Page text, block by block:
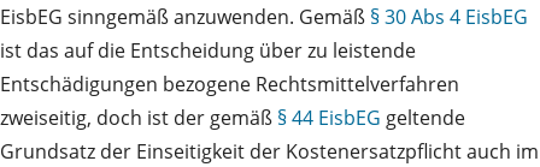
EisbEG sinngemäß anzuwenden. Gemäß § 30 Abs 4 EisbEG
ist das auf die Entscheidung über zu leistende
Entschädigungen bezogene Rechtsmittelverfahren
zweiseitig, doch ist der gemäß § 44 EisbEG geltende
Grundsatz der Einseitigkeit der Kostenersatzpflicht auch im